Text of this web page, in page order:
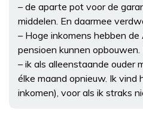
– de aparte pot voor de
middelen. En daarmee
– Hoge inkomens hebben
pensioen kunnen
– ik als alleenstaande ouder
élke maand opnieuw. Ik
inkomen), voor als ik straks